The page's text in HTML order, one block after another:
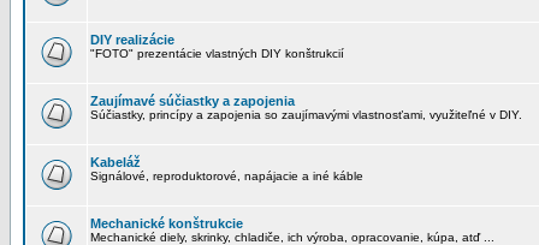
DIY realizácie
"FOTO" prezentácie vlastných DIY konštrukcií
Zaujímavé súčiastky a zapojenia
Súčiastky, princípy a zapojenia so zaujímavými vlastnosťami, využiteľné v DIY.
Kabeláž
Signálové, reproduktorové, napájacie a iné káble
Mechanické konštrukcie
Mechanické diely, skrinky, chladiče, ich výroba, opracovanie, kúpa, atď ...